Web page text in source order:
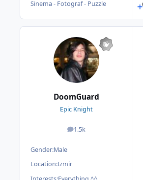
Sinema - Fotograf - Puzzle
DoomGuard
Epic Knight
1.5k
posts
Gender:Male
Location:İzmir